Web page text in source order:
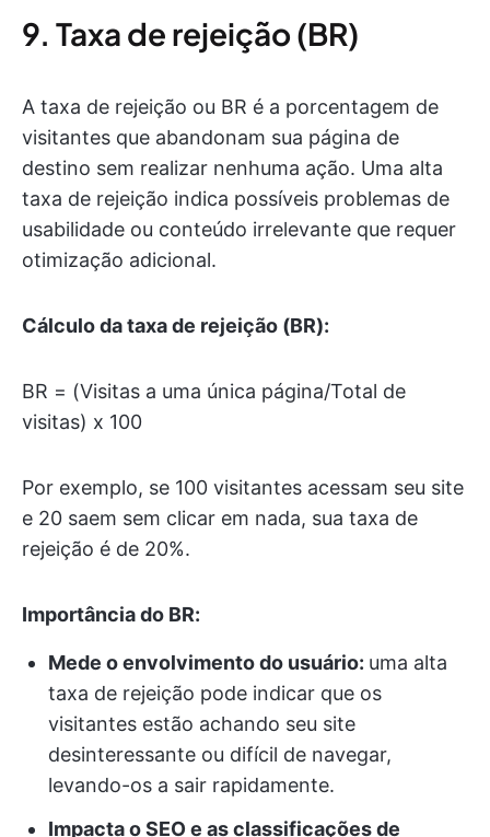
9. Taxa de rejeição (BR)
A taxa de rejeição ou BR é a porcentagem de
visitantes que abandonam sua página de
destino sem realizar nenhuma ação. Uma alta
taxa de rejeição indica possíveis problemas de
usabilidade ou conteúdo irrelevante que requer
otimização adicional.
Cálculo da taxa de rejeição (BR):
BR = (Visitas a uma única página/Total de
visitas) x 100
Por exemplo, se 100 visitantes acessam seu site
e 20 saem sem clicar em nada, sua taxa de
rejeição é de 20%.
Importância do BR:
Mede o envolvimento do usuário: uma alta
taxa de rejeição pode indicar que os
visitantes estão achando seu site
desinteressante ou difícil de navegar,
levando-os a sair rapidamente.
Impacta o SEO e as classificações de